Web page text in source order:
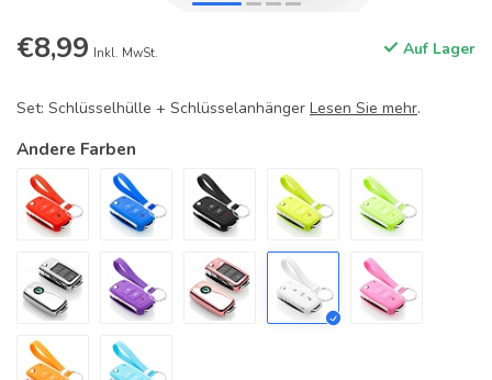
€8,99 Inkl. MwSt. Auf Lager
Set: Schlüsselhülle + Schlüsselanhänger Lesen Sie mehr.
Andere Farben